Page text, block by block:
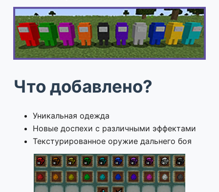
Что добавлено?
Уникальная одежда
Новые доспехи с различными эффектами
Текстурированное оружие дальнего боя